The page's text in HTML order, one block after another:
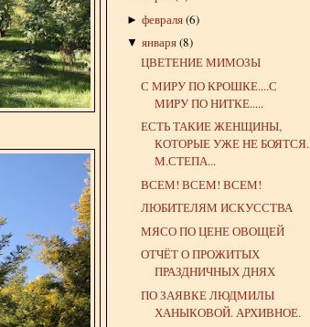
► февраля(6)
▼ января(8)
ЦВЕТЕНИЕ МИМОЗЫ
С МИРУ ПО КРОШКЕ....С
МИРУ ПО НИТКЕ.....
ЕСТЬ ТАКИЕ ЖЕНЩИНЫ,
КОТОРЫЕ УЖЕ НЕ БОЯТСЯ.
М.СТЕПА...
ВСЕМ! ВСЕМ! ВСЕМ!
ЛЮБИТЕЛЯМ ИСКУССТВА
МЯСО ПО ЦЕНЕ ОВОЩЕЙ
ОТЧЁТ О ПРОЖИТЫХ
ПРАЗДНИЧНЫХ ДНЯХ
ПО ЗАЯВКЕ ЛЮДМИЛЫ
ХАНЫКОВОЙ. АРХИВНОЕ.